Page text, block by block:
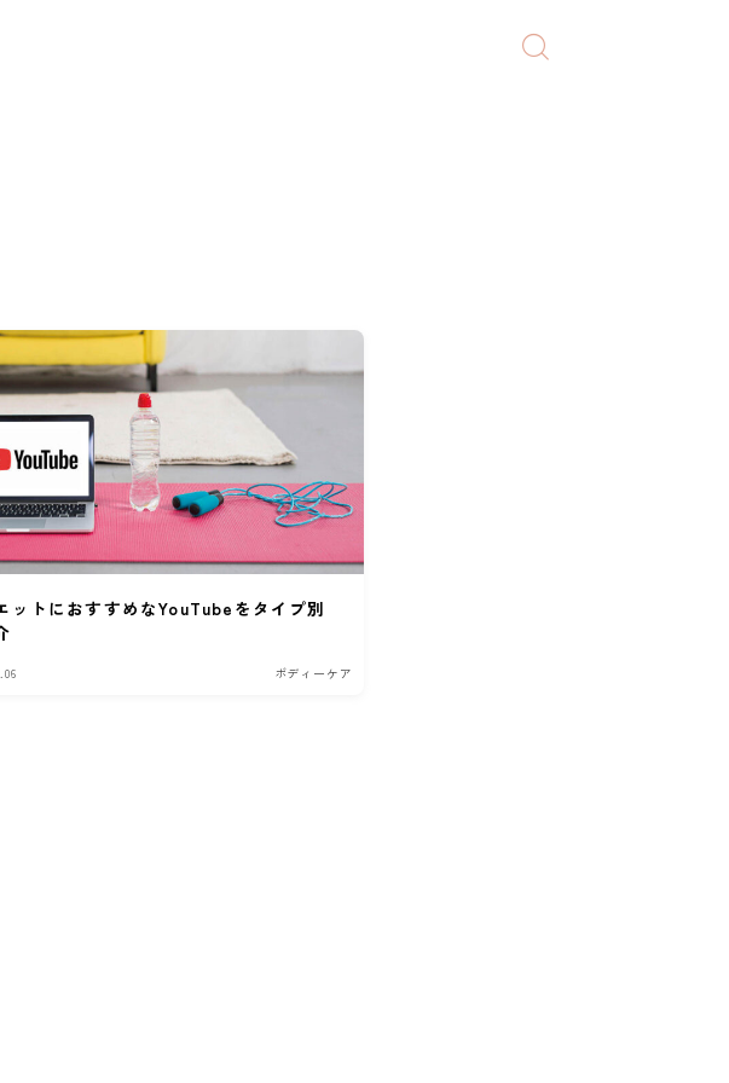
ットにおすすめなYouTubeをタイプ別
ボディーケア